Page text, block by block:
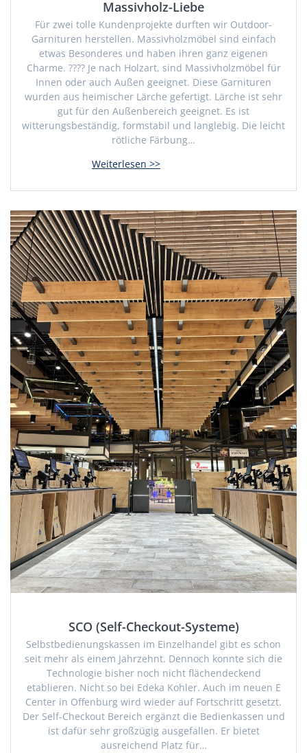
Massivholz-Liebe
Für zwei tolle Kundenprojekte durften wir Outdoor-
Garnituren herstellen. Massivholzmöbel sind einfach
etwas Besonderes und haben ihren ganz eigenen
Charme. ???? Je nach Holzart, sind Massivholzmöbel für
Innen oder auch Außen geeignet. Diese Garnituren
wurden aus heimischer Lärche gefertigt. Lärche ist sehr
gut für den Außenbereich geeignet. Es ist
witterungsbeständig, formstabil und langlebig. Die leicht
rötliche Färbung…
SCO (Self-Checkout-Systeme)
Selbstbedienungskassen im Einzelhandel gibt es schon
seit mehr als einem Jahrzehnt. Dennoch konnte sich die
Technologie bisher noch nicht flächendeckend
etablieren. Nicht so bei Edeka Kohler. Auch im neuen E
Center in Offenburg wird wieder auf Fortschritt gesetzt.
Der Self-Checkout Bereich ergänzt die Bedienkassen und
ist dafür sehr großzügig ausgefallen. Er bietet
ausreichend Platz für…